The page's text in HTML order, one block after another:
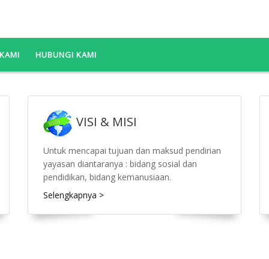
HUBUNGI KAMI
VISI & MISI
Untuk mencapai tujuan dan maksud pendirian
yayasan diantaranya : bidang sosial dan
pendidikan, bidang kemanusiaan.
Selengkapnya >